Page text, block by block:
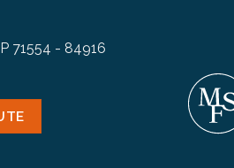
71554 - 84916